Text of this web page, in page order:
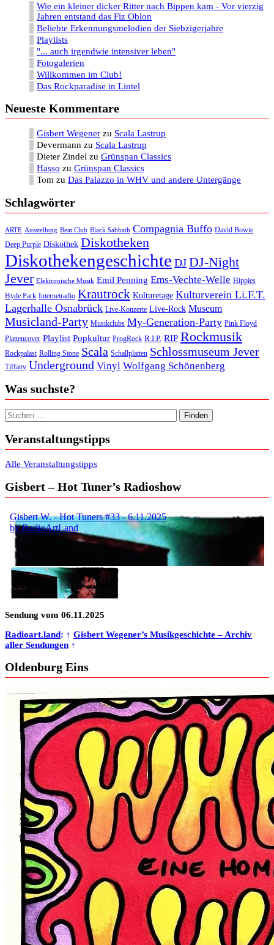
Wie ein kleiner dicker Ritter nach Bippen kam - Vor vierzig
Jahren entstand das Fiz Oblon
Beliebte Erkennungsmelodien der Siebzigerjahre
Playlists
"... auch irgendwie intensiver leben"
Fotogalerien
Willkommen im Club!
Das Rockparadise in Lintel
Neueste Kommentare
Gisbert Wegener zu Scala Lastrup
Devermann zu Scala Lastrup
Dieter Zindel zu Grünspan Classics
Hasso zu Grünspan Classics
Tom zu Das Palazzo in WHV und andere Untergänge
Schlagwörter
ARTE Ausstellung Beat Club Black Sabbath Compagnia Buffo David Bowie
Deep Purple Diskothek Diskotheken
Diskothekengeschichte DJ DJ-Night
Jever Elektronische Musik Emil Penning Ems-Vechte-Welle Hippies
Hyde Park Internetradio Krautrock Kulturetage Kulturverein Li.F.T.
Lagerhalle Osnabrück Live-Konzerte Live-Rock Museum
Musicland-Party Musikclubs My-Generation-Party Pink Floyd
Plattencover Playlist Popkultur ProgRock R.I.P. RIP Rockmusik
Rockpalast Rolling Stone Scala Schallplatten Schlossmuseum Jever
Tiffany Underground Vinyl Wolfgang Schönenberg
Was suchste?
Suchen nach:
Veranstaltungstipps
Alle Veranstaltungstipps
Gisbert – Hot Tuner’s Radioshow
Sendung vom 06.11.2025
Radioart.land: ↑ Gisbert Wegener’s Musikgeschichte – Archiv
aller Sendungen ↑
Oldenburg Eins